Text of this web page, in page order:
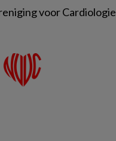
voor Cardiologie